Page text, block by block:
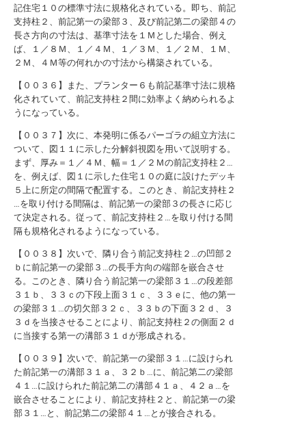
記住宅１０の標準寸法に規格化されている。即ち、前記
支持柱２、前記第一の梁部３、及び前記第二の梁部４の
長さ方向の寸法は、基準寸法を１Ｍとした場合、例え
ば、１／８Ｍ、１／４Ｍ、１／３Ｍ、１／２Ｍ、１Ｍ、
２Ｍ、４Ｍ等の何れかの寸法から構築されている。
【００３６】また、プランター６も前記基準寸法に規格
化されていて、前記支持柱２間に効率よく納められるよ
うになっている。
【００３７】次に、本発明に係るパーゴラの組立方法に
ついて、図１１に示した分解斜視図を用いて説明する。
まず、厚み＝１／４Ｍ、幅＝１／２Ｍの前記支持柱２…
を、例えば、図１に示した住宅１０の庭に設けたデッキ
５上に所定の間隔で配置する。このとき、前記支持柱２
…を取り付ける間隔は、前記第一の梁部３の長さに応じ
て決定される。従って、前記支持柱２…を取り付ける間
隔も規格化されるようになっている。
【００３８】次いで、隣り合う前記支持柱２…の凹部２
ｂに前記第一の梁部３…の長手方向の端部を嵌合させ
る。このとき、隣り合う前記第一の梁部３１…の段差部
３１ｂ、３３ｃの下段上面３１ｃ、３３ｅに、他の第一
の梁部３１…の切欠部３２ｃ、３３ｂの下面３２ｄ、３
３ｄを当接させることにより、前記支持柱２の側面２ｄ
に当接する第一の溝部３１ｄが形成される。
【００３９】次いで、前記第一の梁部３１…に設けられ
た前記第一の溝部３１ａ、３２ｂ…に、前記第二の梁部
４１…に設けられた前記第二の溝部４１ａ、４２ａ…を
嵌合させることにより、前記支持柱２と、前記第一の梁
部３１…と、前記第二の梁部４１…とが接合される。